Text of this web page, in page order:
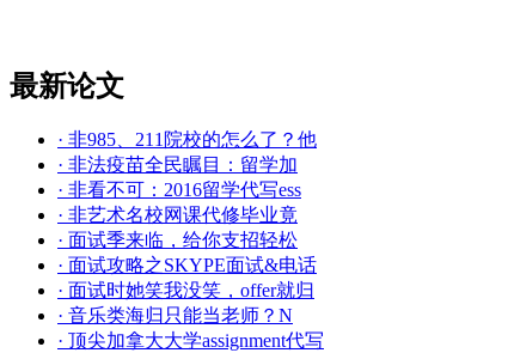
最新论文
· 非985、211院校的怎么了？他
· 非法疫苗全民瞩目：留学加
· 非看不可：2016留学代写ess
· 非艺术名校网课代修毕业竟
· 面试季来临，给你支招轻松
· 面试攻略之SKYPE面试&电话
· 面试时她笑我没笑，offer就归
· 音乐类海归只能当老师？N
· 顶尖加拿大大学assignment代写